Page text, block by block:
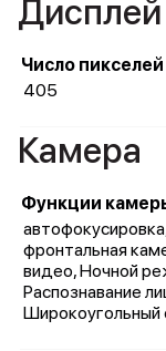
Дисплей
Число
405
Камера
Функции
фронтальная
видео, Ночной
Распознавание
Широкоугольный